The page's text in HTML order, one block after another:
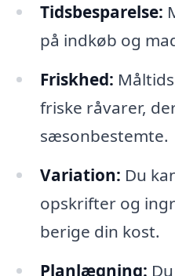
Tidsbesparelse:
på indkøb og
Friskhed:
friske råvarer,
sæsonbestemte.
Variation: Du
opskrifter og
berige din kost.
Planlægning: